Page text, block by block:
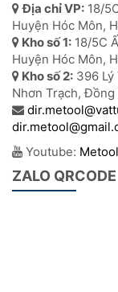
Địa chỉ VP: 18/
Huyện Hóc Môn,
Kho số 1: 18/5C
Huyện Hóc Môn,
Kho số 2: 396 Lý
Nhơn Trạch, Đồng
Youtube:
ZALO QRCODE